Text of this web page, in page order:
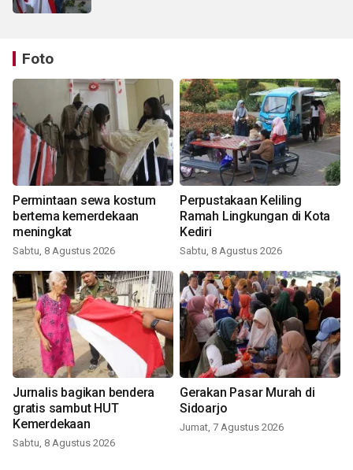
Foto
Permintaan sewa kostum
bertema kemerdekaan
meningkat
Sabtu, 8 Agustus 2026
Perpustakaan Keliling
Ramah Lingkungan di Kota
Kediri
Sabtu, 8 Agustus 2026
Jurnalis bagikan bendera
gratis sambut HUT
Kemerdekaan
Sabtu, 8 Agustus 2026
Gerakan Pasar Murah di
Sidoarjo
Jumat, 7 Agustus 2026